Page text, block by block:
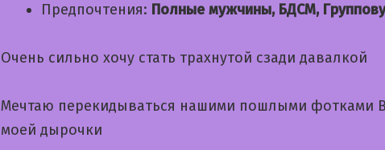
Предпочтения: Полные мужчины, БДСМ,
Очень сильно хочу стать трахнутой сзади давалкой
Мечтаю перекидываться нашими пошлыми фотками
моей дырочки